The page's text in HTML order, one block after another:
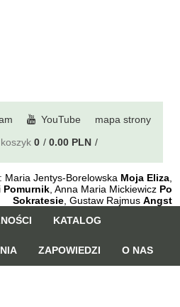
YouTube mapa strony
koszyk 0 0.00 PLN
: Maria Jentys-Borelowska Moja Eliza,
Pomurnik, Anna Maria Mickiewicz Po
Sokratesie, Gustaw Rajmus Angst
KATALOG
ZAPOWIEDZI O NAS